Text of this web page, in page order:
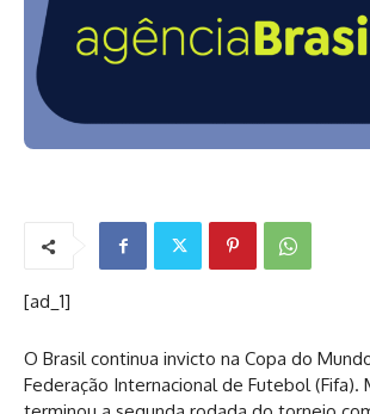
[ad_1]
O Brasil continua invicto na Copa do
Federação Internacional de Futebol (Fifa).